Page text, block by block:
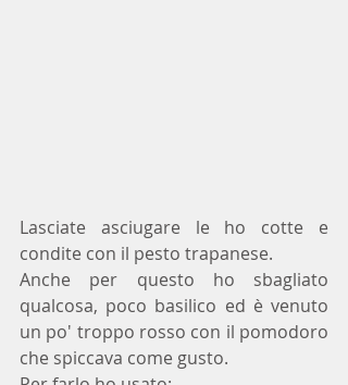
Lasciate asciugare le ho cotte e
condite con il pesto trapanese.
Anche per questo ho sbagliato
qualcosa, poco basilico ed è venuto
un po' troppo rosso con il pomodoro
che spiccava come gusto.